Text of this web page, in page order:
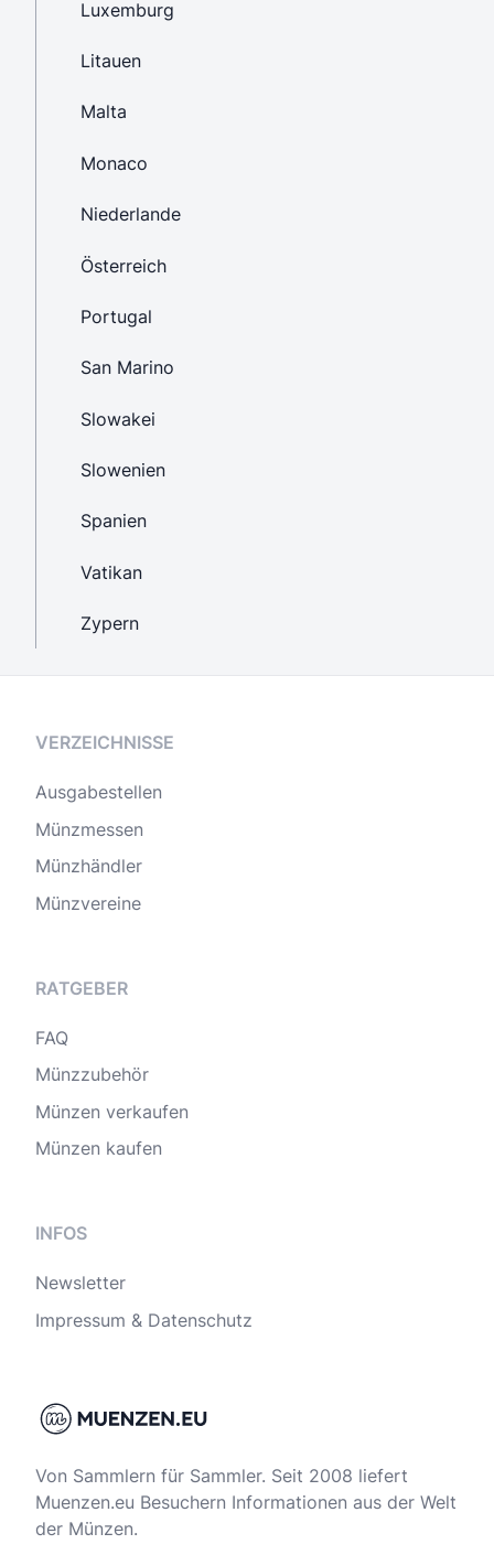
Luxemburg
Litauen
Malta
Monaco
Niederlande
Österreich
Portugal
San Marino
Slowakei
Slowenien
Spanien
Vatikan
Zypern
Von Sammlern für Sammler. Seit 2008 liefert
Muenzen.eu Besuchern Informationen aus der Welt
der Münzen.
VERZEICHNISSE
Ausgabestellen
Münzmessen
Münzhändler
Münzvereine
RATGEBER
FAQ
Münzzubehör
Münzen verkaufen
Münzen kaufen
INFOS
Newsletter
Impressum & Datenschutz